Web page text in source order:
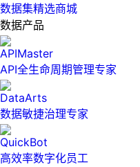
数据集精选商城
数据产品
APIMaster
API全生命周期管理专家
DataArts
数据敏捷治理专家
QuickBot
高效率数字化员工